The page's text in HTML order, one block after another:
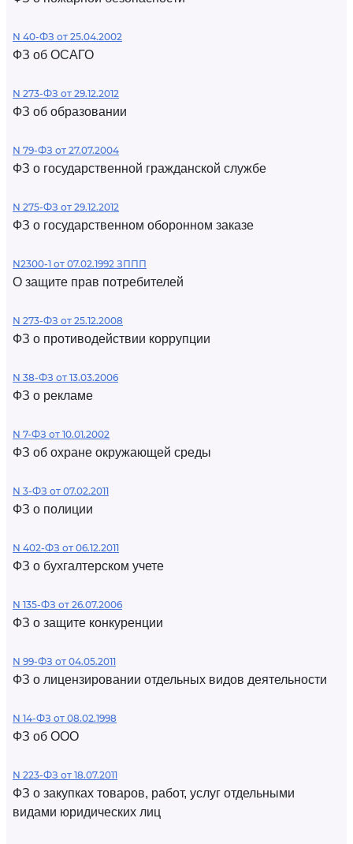
N 40-ФЗ от 25.04.2002
ФЗ об ОСАГО
N 273-ФЗ от 29.12.2012
ФЗ об образовании
N 79-ФЗ от 27.07.2004
ФЗ о государственной гражданской службе
N 275-ФЗ от 29.12.2012
ФЗ о государственном оборонном заказе
N2300-1 от 07.02.1992 ЗППП
О защите прав потребителей
N 273-ФЗ от 25.12.2008
ФЗ о противодействии коррупции
N 38-ФЗ от 13.03.2006
ФЗ о рекламе
N 7-ФЗ от 10.01.2002
ФЗ об охране окружающей среды
N 3-ФЗ от 07.02.2011
ФЗ о полиции
N 402-ФЗ от 06.12.2011
ФЗ о бухгалтерском учете
N 135-ФЗ от 26.07.2006
ФЗ о защите конкуренции
N 99-ФЗ от 04.05.2011
ФЗ о лицензировании отдельных видов деятельности
N 14-ФЗ от 08.02.1998
ФЗ об ООО
N 223-ФЗ от 18.07.2011
ФЗ о закупках товаров, работ, услуг отдельными
видами юридических лиц